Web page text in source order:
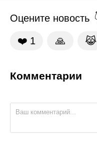
Оцените новость
❤️ 1 🙏 😹
Комментарии